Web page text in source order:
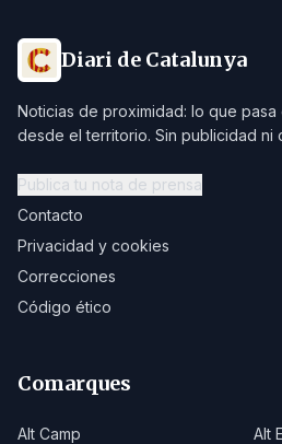
Diari de Catalunya
Noticias de proximidad: lo que
desde el territorio. Sin publicidad ni
Publica tu nota de prensa
Contacto
Privacidad y cookies
Correcciones
Código ético
Comarques
Alt Camp
Alt